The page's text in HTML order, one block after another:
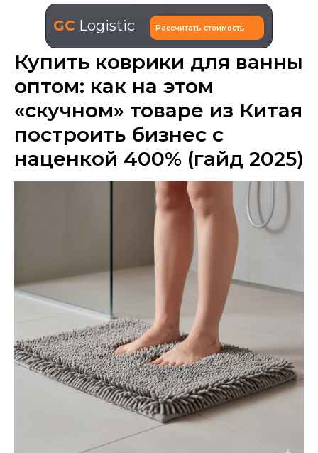
GC Logistic Рассчитать стоимость
Купить коврики для ванны
оптом: как на этом
«скучном» товаре из Китая
построить бизнес с
наценкой 400% (гайд 2025)